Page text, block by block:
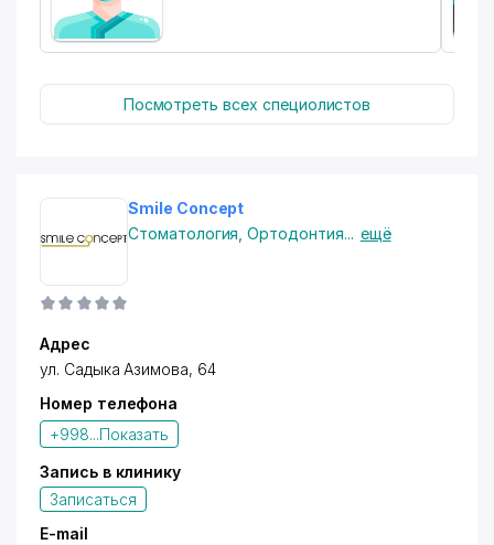
Посмотреть всех специолистов
Smile Concept
Стоматология ,Ортодонтия... ещё
Адрес
ул. Садыка Азимова, 64
Номер телефона
+998...Показать
Запись в клинику
Записаться
E-mail